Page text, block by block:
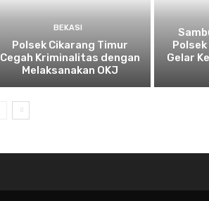
BEKASI
Polsek Cikarang Timur
Cegah Kriminalitas dengan
Melaksanakan OKJ
Gelar